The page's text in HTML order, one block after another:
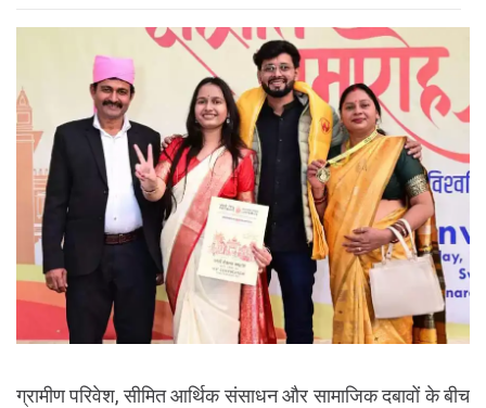
ग्रामीण परिवेश, सीमित आर्थिक संसाधन और सामाजिक दबावों के बीच